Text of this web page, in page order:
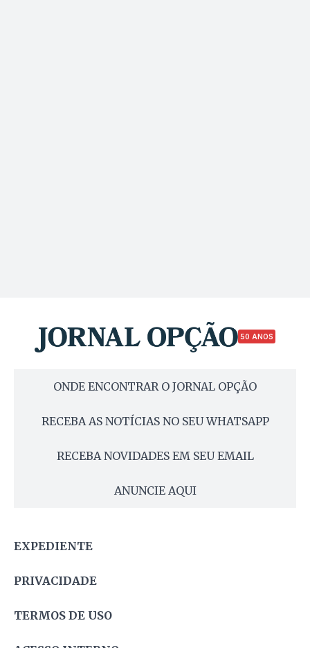
50 ANOS
ONDE ENCONTRAR O JORNAL OPÇÃO
RECEBA AS NOTÍCIAS NO SEU WHATSAPP
RECEBA NOVIDADES EM SEU EMAIL
ANUNCIE AQUI
EXPEDIENTE
PRIVACIDADE
TERMOS DE USO